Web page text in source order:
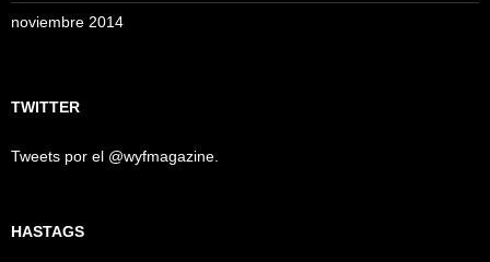
noviembre 2014
TWITTER
Tweets por el @wyfmagazine.
HASTAGS